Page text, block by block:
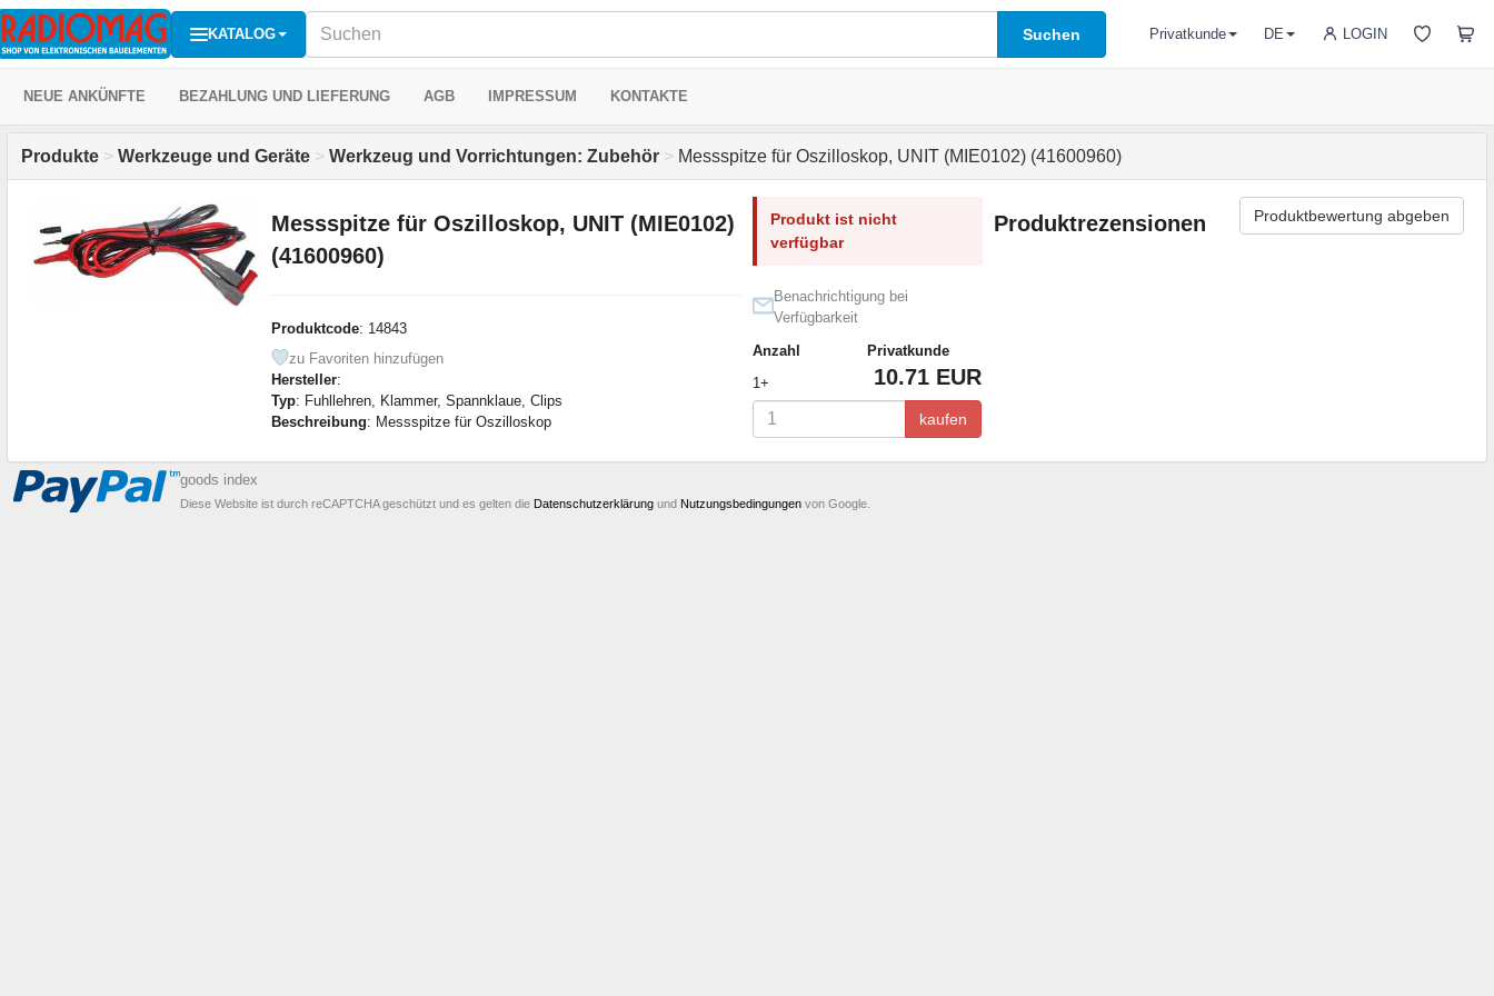
KATALOG Suchen LOGIN
Privatkunde DE
NEUE ANKÜNFTE BEZAHLUNG UND LIEFERUNG AGB IMPRESSUM KONTAKTE
Produkte > Werkzeuge und Geräte > Werkzeug und Vorrichtungen: Zubehör > Messspitze für Oszilloskop, UNIT (MIE0102) (41600960)
Messspitze für Oszilloskop, UNIT (MIE0102)
(41600960)
Produktcode: 14843
zu Favoriten hinzufügen
Hersteller:
Typ: Fuhllehren, Klammer, Spannklaue, Clips
Beschreibung: Messspitze für Oszilloskop
Produkt ist nicht
verfügbar
Benachrichtigung bei
Verfügbarkeit
Anzahl
Privatkunde
1+
10.71 EUR
kaufen
Produktrezensionen Produktbewertung abgeben
goods index
Diese Website ist durch reCAPTCHA geschützt und es gelten die Datenschutzerklärung und Nutzungsbedingungen von Google.